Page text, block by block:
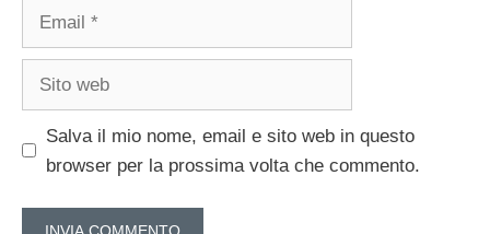
Salva il mio nome, email e sito web in questo
browser per la prossima volta che commento.